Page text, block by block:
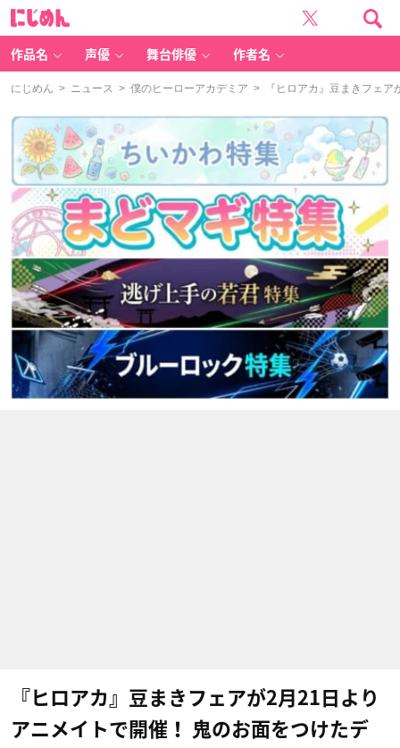
作品名 声優 舞台俳優 作者名
にじめん > ニュース > 僕のヒーローアカデミア > 『ヒロアカ』豆まきフェア
『ヒロアカ』豆まきフェアが2月21日より
アニメイトで開催！ 鬼のお面をつけたデ